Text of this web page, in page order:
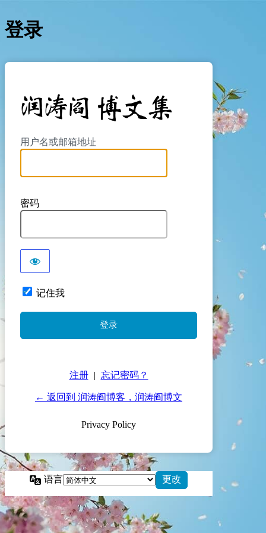
登录
https://
用户名或邮箱地址
密码
记住我
注册 | 忘记密码？
← 返回到 润涛阎博客，润涛阎博文
Privacy Policy
语言